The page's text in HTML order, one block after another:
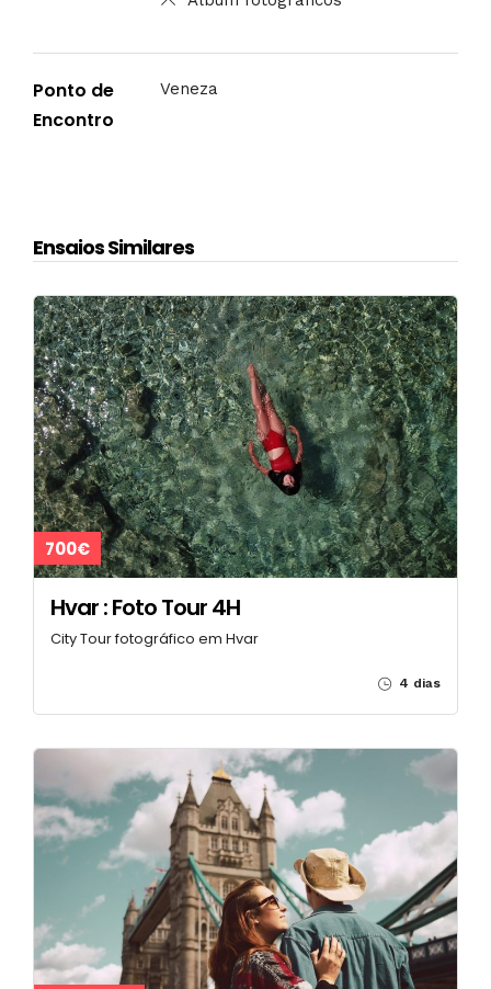
Ponto de
Encontro
Veneza
Ensaios Similares
700€
Hvar : Foto Tour 4H
City Tour fotográfico em Hvar
4 dias